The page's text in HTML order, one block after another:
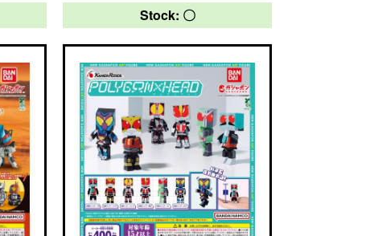
Stock: 〇